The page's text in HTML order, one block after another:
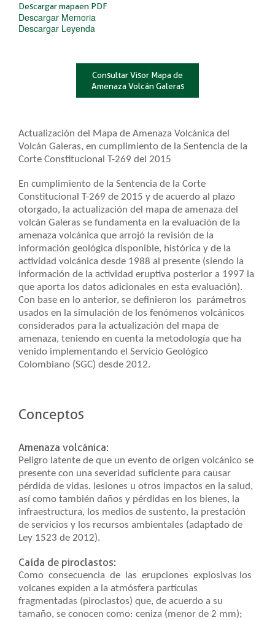
Descargar mapa en PDF
Descargar Memoria
Descargar Leyenda
Consultar Visor Mapa de
Amenaza Vo​lcán Galeras
Actualización del Mapa de Amenaza Volcánica del
Volcán Galeras, en cumplimiento de la Sentencia de la
Corte Constitucional T-269 del 2015
En cumplimiento de la Sentencia de la Corte
Constitucional T-269 de 2015 y de acuerdo al plazo
otorgado, la actualización del mapa de amenaza del
volcán Galeras se fundamenta en la evaluación de la
amenaza volcánica que arrojó la revisión de la
información geológica disponible, histórica y de la
actividad volcánica desde 1988 al presente (siendo la
información de la actividad eruptiva posterior a 1997 la
que aporta los datos adicionales en esta evaluación).
Con base en lo anterior, se definieron los parámetros
usados en la simulación de los fenómenos volcánicos
considerados para la actualización del mapa de
amenaza, teniendo en cuenta la metodología que ha
venido implementando el Servicio Geológico
Colombiano (SGC) desde 2012.
Conce​​ptos
Amenaza volcánica:
Peligro la​​tente de que un evento de origen volcánico se
presente con una severidad suficiente para causar
pérdida de vidas, lesiones u otros impactos en la salud,
así como también daños y pérdidas en los bienes, la
infraestructura, los medios de sustento, la prestación
de servicios y los recursos ambientales (adaptado de
Ley 1523 de 2012).
Caída de piroclastos:
Como consecuencia de las erupciones explosivas los
volcanes expiden a la atmósfera partículas
fragmentadas (piroclastos) que, de acuerdo a su
tamaño, se conocen como: ceniza (menor de 2 mm);